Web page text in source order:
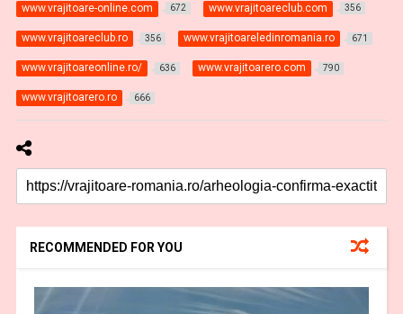
www.vrajitoare-online.com 672 www.vrajitoareclub.com 356
www.vrajitoareclub.ro 356 www.vrajitoareledinromania.ro 671
www.vrajitoareonline.ro/ 636 www.vrajitoarero.com 790
www.vrajitoarero.ro 666
RECOMMENDED FOR YOU